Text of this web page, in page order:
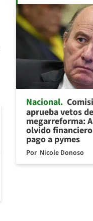
Nacional
aprueba vetos
megarreforma:
olvido
pago a pymes
Por Nicole Donoso